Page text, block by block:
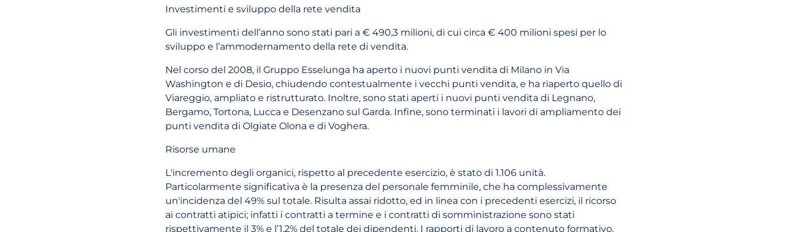
Investimenti e sviluppo della rete vendita
Gli investimenti dell’anno sono stati pari a € 490,3 milioni, di cui circa € 400 milioni spesi per lo
sviluppo e l’ammodernamento della rete di vendita.
Nel corso del 2008, il Gruppo Esselunga ha aperto i nuovi punti vendita di Milano in Via
Washington e di Desio, chiudendo contestualmente i vecchi punti vendita, e ha riaperto quello di
Viareggio, ampliato e ristrutturato. Inoltre, sono stati aperti i nuovi punti vendita di Legnano,
Bergamo, Tortona, Lucca e Desenzano sul Garda. Infine, sono terminati i lavori di ampliamento dei
punti vendita di Olgiate Olona e di Voghera.
Risorse umane
L'incremento degli organici, rispetto al precedente esercizio, è stato di 1.106 unità.
Particolarmente significativa è la presenza del personale femminile, che ha complessivamente
un'incidenza del 49% sul totale. Risulta assai ridotto, ed in linea con i precedenti esercizi, il ricorso
ai contratti atipici; infatti i contratti a termine e i contratti di somministrazione sono stati
rispettivamente il 3% e l’1,2% del totale dei dipendenti. I rapporti di lavoro a contenuto formativo,